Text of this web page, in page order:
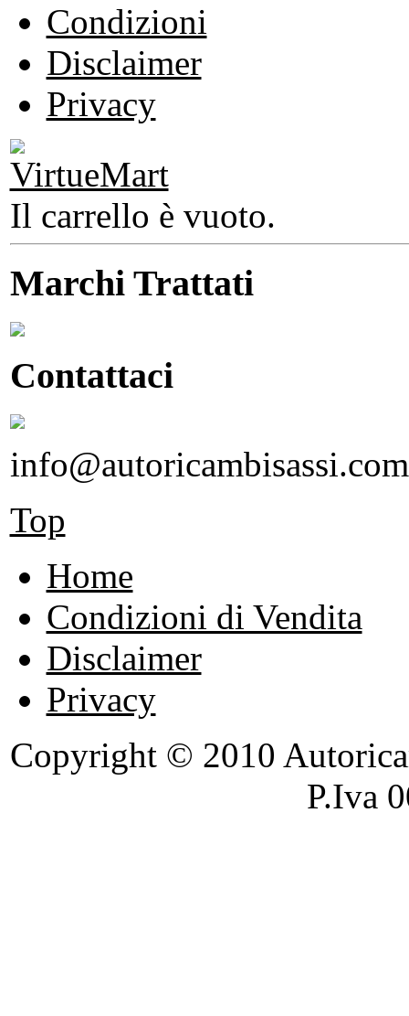
Condizioni
Disclaimer
Privacy
Il carrello è vuoto.
Marchi Trattati
Contattaci
info@autoricambisassi.com
Top
Home
Condizioni di Vendita
Disclaimer
Privacy
Copyright © 2010
P.Iva